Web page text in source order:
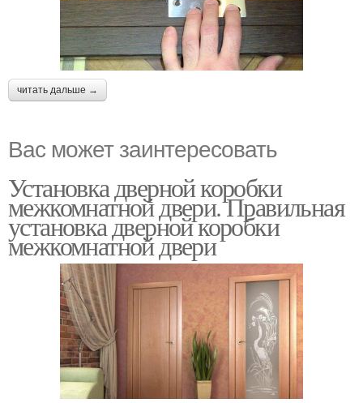
читать дальше →
Вас может заинтересовать
Установка дверной коробки
межкомнатной двери. Правильная
установка дверной коробки
межкомнатной двери